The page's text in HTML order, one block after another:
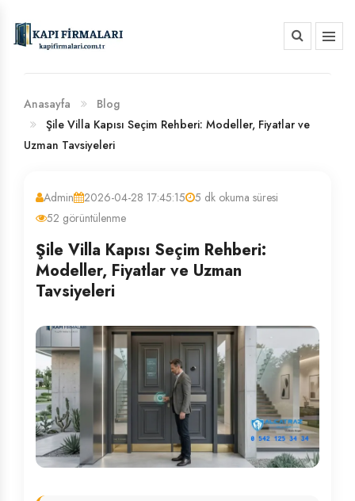
BANKA HESAP NUMARALARIMIZ
Anasayfa
Blog
Şile Villa Kapısı Seçim Rehberi: Modeller, Fiyatlar ve
Uzman Tavsiyeleri
Admin 2026-04-28 17:45:15
5 dk okuma süresi
52 görüntülenme
Şile Villa Kapısı Seçim Rehberi:
Modeller, Fiyatlar ve Uzman
Tavsiyeleri